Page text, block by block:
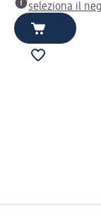
seleziona il